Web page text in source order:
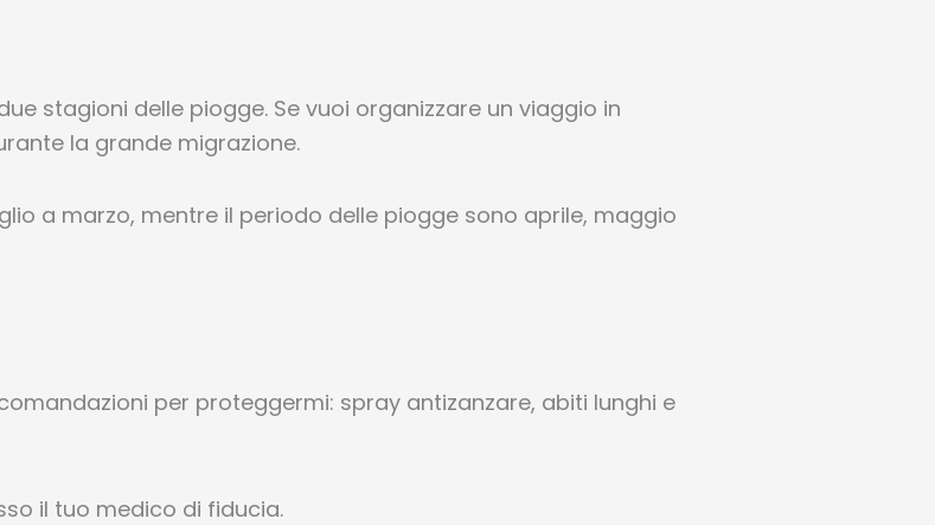
stagioni delle piogge. Se vuoi organizzare un viaggio in
la grande migrazione.
a marzo, mentre il periodo delle piogge sono aprile, maggio
per proteggermi: spray antizanzare, abiti lunghi e
il tuo medico di fiducia.